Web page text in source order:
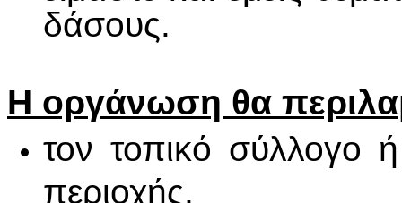
δάσους.
Η οργάνωση θα
τον τοπικό σύλλογο
περιοχής,